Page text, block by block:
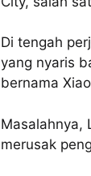
Di tengah
yang nyaris
bernama
Masalahnya,
merusak